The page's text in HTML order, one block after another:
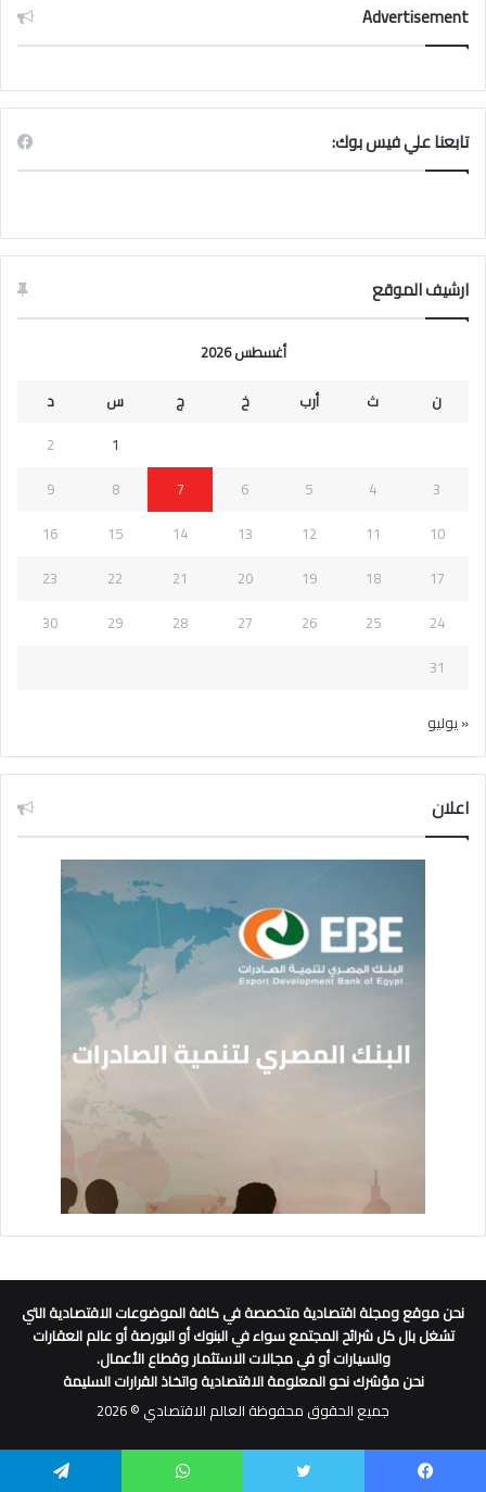
Advertisement
تابعنا علي فيس بوك:
ارشيف الموقع
أغسطس 2026
ن
ث أرب خ ج س
د
1
2
3
4
5
6
7
8
9
10
11
12
13
14
15
16
17
18
19
20
21
22
23
24
25
26
27
28
29
30
31
« يوليو
اعلان
نحن موقع ومجلة اقتصادية متخصصة في كافة الموضوعات الاقتصادية التي
تشغل بال كل شرائح المجتمع سواء في البنوك أو البورصة أو عالم العقارات
والسيارات أو في مجالات الاستثمار وقطاع الأعمال.
نحن مؤشرك نحو المعلومة الاقتصادية واتخاذ القرارات السليمة
جميع الحقوق محفوظة العالم الاقتصادي © 2026